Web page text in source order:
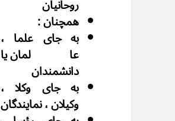
روحانیان
همچنان :
به جای علما ،
عالمان یا
دانشمندان
به جای وکلا ،
وکیلان ، نمایندگان